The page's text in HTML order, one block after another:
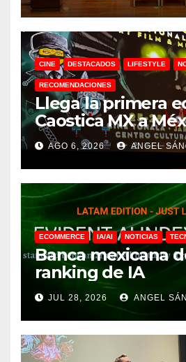
CINE DESTACADOS LIFESTYLE
RECOMENDACIONES
Llega la primera
Caostica MX a
AGO 6, 2026 ANGEL
ECOMMERCE IA/AI NOTICIAS
Banca mexicana
ranking de IA
JUL 28, 2026 ANGEL